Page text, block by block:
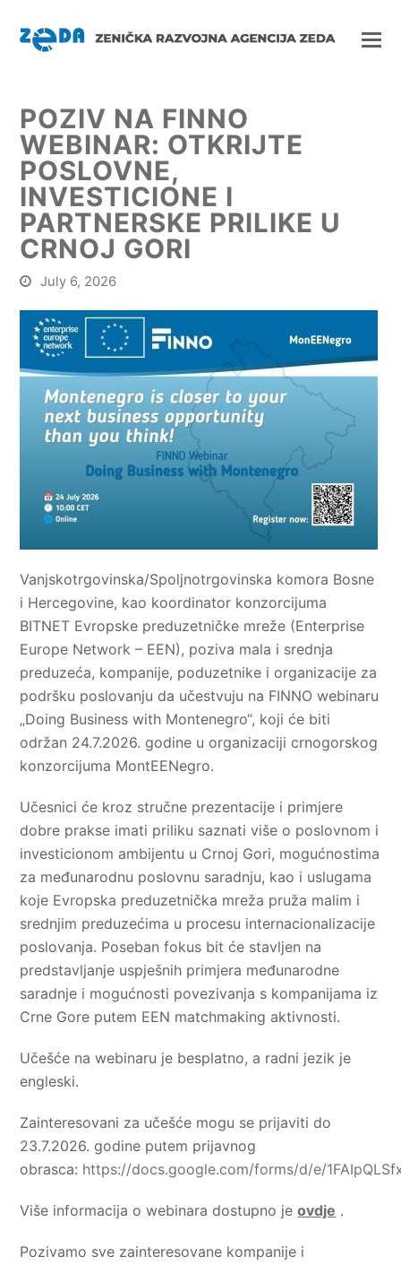
POZIV NA FINNO
WEBINAR: OTKRIJTE
POSLOVNE,
INVESTICIONE I
PARTNERSKE PRILIKE U
CRNOJ GORI
July 6, 2026
Vanjskotrgovinska/Spoljnotrgovinska komora Bosne
i Hercegovine, kao koordinator konzorcijuma
BITNET Evropske preduzetničke mreže (Enterprise
Europe Network – EEN), poziva mala i srednja
preduzeća, kompanije, poduzetnike i organizacije za
podršku poslovanju da učestvuju na FINNO webinaru
„Doing Business with Montenegro“, koji će biti
održan 24.7.2026. godine u organizaciji crnogorskog
konzorcijuma MontEENegro.
Učesnici će kroz stručne prezentacije i primjere
dobre prakse imati priliku saznati više o poslovnom i
investicionom ambijentu u Crnoj Gori, mogućnostima
za međunarodnu poslovnu saradnju, kao i uslugama
koje Evropska preduzetnička mreža pruža malim i
srednjim preduzećima u procesu internacionalizacije
poslovanja. Poseban fokus bit će stavljen na
predstavljanje uspješnih primjera međunarodne
saradnje i mogućnosti povezivanja s kompanijama iz
Crne Gore putem EEN matchmaking aktivnosti.
Učešće na webinaru je besplatno, a radni jezik je
engleski.
Zainteresovani za učešće mogu se prijaviti do
23.7.2026. godine putem prijavnog
obrasca: https://docs.google.com/forms/d/e/
Više informacija o webinara dostupno jeovdje .
Pozivamo sve zainteresovane kompanije i